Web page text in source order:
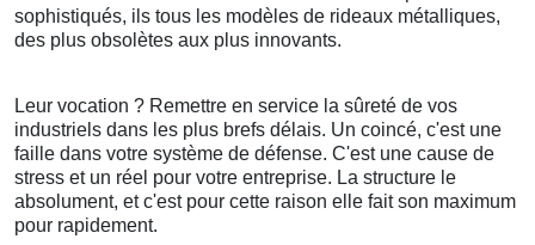
sophistiqués, ils tous les modèles de rideaux métalliques,
des plus obsolètes aux plus innovants.
Leur vocation ? Remettre en service la sûreté de vos
industriels dans les plus brefs délais. Un coincé, c'est une
faille dans votre système de défense. C'est une cause de
stress et un réel pour votre entreprise. La structure le
absolument, et c'est pour cette raison elle fait son maximum
pour rapidement.